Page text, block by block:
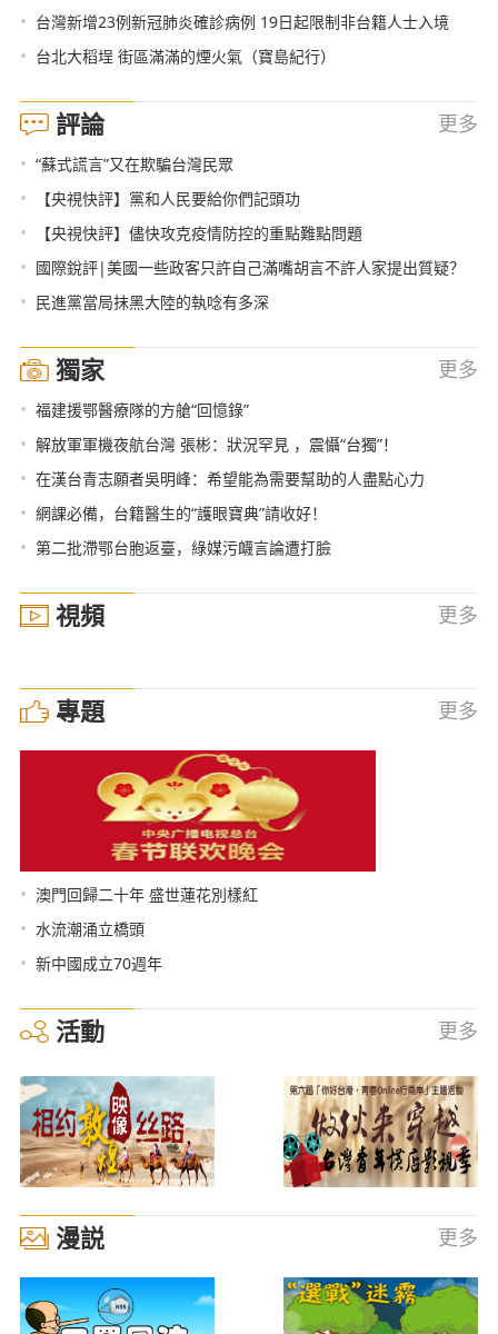
• 台灣新增23例新冠肺炎確診病例 19日起限制非台籍人士入境
• 台北大稻埕 街區滿滿的煙火氣（寶島紀行）
評論 更多
• “蘇式謊言”又在欺騙台灣民眾
• 【央視快評】黨和人民要給你們記頭功
• 【央視快評】儘快攻克疫情防控的重點難點問題
• 國際銳評|美國一些政客只許自己滿嘴胡言不許人家提出質疑？
• 民進黨當局抹黑大陸的執唸有多深
獨家 更多
• 福建援鄂醫療隊的方艙“回憶錄”
• 解放軍軍機夜航台灣 張彬：狀況罕見 ，震懾“台獨”！
• 在漢台青志願者吳明峰：希望能為需要幫助的人盡點心力
• 網課必備，台籍醫生的“護眼寶典”請收好！
• 第二批滯鄂台胞返臺，綠媒污衊言論遭打臉
視頻 更多
專題 更多
• 澳門回歸二十年 盛世蓮花別樣紅
• 水流潮涌立橋頭
• 新中國成立70週年
活動 更多
漫説 更多